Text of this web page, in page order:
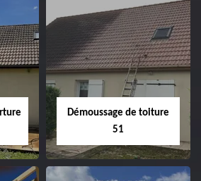
Démoussage de toiture
51